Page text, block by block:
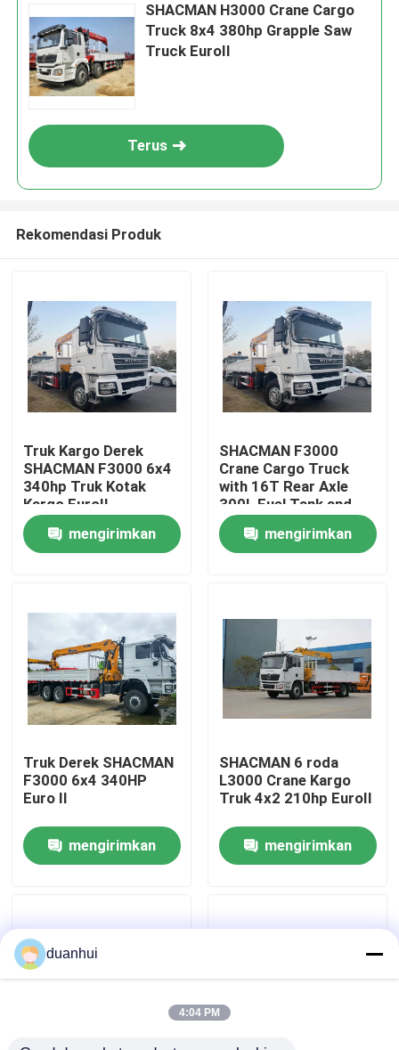
Rumah
Tentang kami
Tur Pabrik
Kontrol kualitas
Permintaan Penawaran
Truk Dump Berat
SHACMAN H3000 Crane Cargo
Truck 8x4 380hp Grapple Saw
Truck EuroII
Terus
Rekomendasi Produk
Truk Kargo Derek
SHACMAN F3000 6x4
340hp Truk Kotak
Kargo EuroII
mengirimkan
SHACMAN F3000
Crane Cargo Truck
with 16T Rear Axle
300L Fuel Tank and
WEICHAI Engine for
Heavy-Duty Lifting
mengirimkan
Truk Derek SHACMAN
F3000 6x4 340HP
Euro II
mengirimkan
SHACMAN 6 roda
L3000 Crane Kargo
Truk 4x2 210hp EuroII
mengirimkan
duanhui
4:04 PM